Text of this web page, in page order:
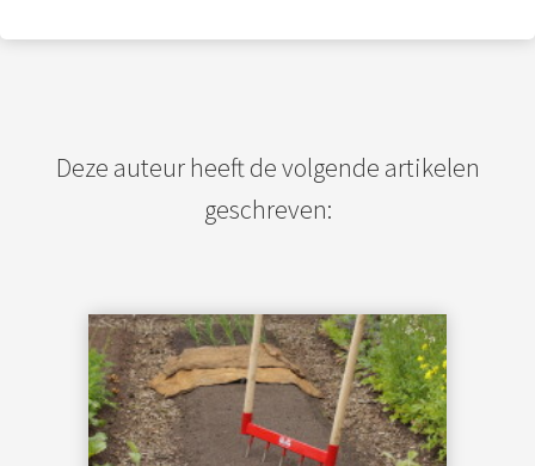
Deze auteur heeft de volgende artikelen
geschreven: